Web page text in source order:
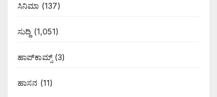
ಸಿನಿಮಾ (137)
ಸುದ್ದಿ (1,051)
ಹಾಪ್‌ಕಾಮ್ಸ್‌(3)
ಹಾಸನ (11)